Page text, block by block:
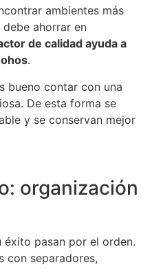
ambientes más
ahorrar en
de calidad ayuda a
.
bueno contar con una
De esta forma se
y se conservan mejor
organización
éxito pasan por el orden.
con separadores,